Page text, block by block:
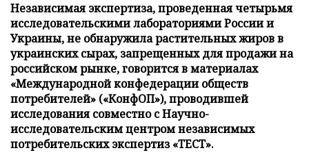
Независимая экспертиза, проведенная четырьмя
исследовательскими лабораториями России и
Украины, не обнаружила растительных жиров в
украинских сырах, запрещенных для продажи на
российском рынке, говорится в материалах
«Международной конфедерации обществ
потребителей» («КонфОП»), проводившей
исследования совместно с Научно-
исследовательским центром независимых
потребительских экспертиз «ТЕСТ».